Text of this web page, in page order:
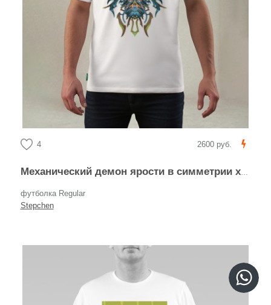
4 2600 руб.
Механический демон ярости в симметрии хаоса
футболка Regular
Stepchen